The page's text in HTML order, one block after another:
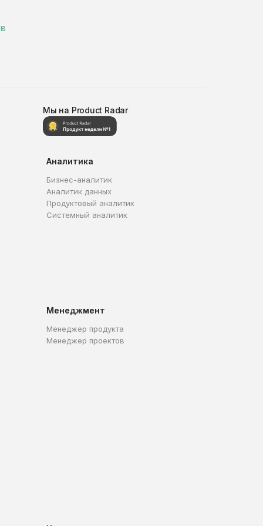
Мы на Product Radar
Аналитика
Бизнес-аналитик
Аналитик данных
Продуктовый аналитик
Системный аналитик
Менеджмент
Менеджер продукта
Менеджер проектов